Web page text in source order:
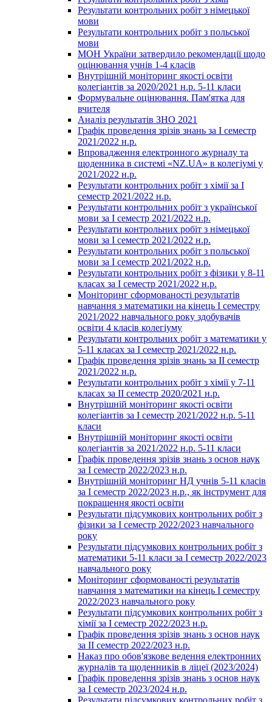
Результати контрольних робіт з німецької
мови
Результати контрольних робіт з польської
мови
МОН України затвердило рекомендації щодо
оцінювання учнів 1-4 класів
Внутрішній моніторинг якості освіти
колегіантів за 2020/2021 н.р. 5-11 класи
Формувальне оцінювання. Пам'ятка для
вчителя
Аналіз результатів ЗНО 2021
Графік проведення зрізів знань за І семестр
2021/2022 н.р.
Впровадження електронного журналу та
щоденника в системі «NZ.UA» в колегіумі у
2021/2022 н.р.
Результати контрольних робіт з хімії за І
семестр 2021/2022 н.р.
Результати контрольних робіт з української
мови за І семестр 2021/2022 н.р.
Результати контрольних робіт з німецької
мови за І семестр 2021/2022 н.р.
Результати контрольних робіт з польської
мови за І семестр 2021/2022 н.р.
Результати контрольних робіт з фізики у 8-11
класах за І семестр 2021/2022 н.р.
Моніторинг сформованості результатів
навчання з математики на кінець І семестру
2021/2022 навчального року здобувачів
освіти 4 класів колегіуму
Результати контрольних робіт з математики у
5-11 класах за І семестр 2021/2022 н.р.
Графік проведення зрізів знань за ІІ семестр
2021/2022 н.р.
Результати контрольних робіт з хімії у 7-11
класах за ІІ семестр 2020/2021 н.р.
Внутрішній моніторинг якості освіти
колегіантів за І семестр 2021/2022 н.р. 5-11
класи
Внутрішній моніторинг якості освіти
колегіантів за 2021/2022 н.р. 5-11 класи
Графік проведення зрізів знань з основ наук
за І семестр 2022/2023 н.р.
Внутрішній моніторинг НД учнів 5-11 класів
за І семестр 2022/2023 н.р., як інструмент для
покращення якості освіти
Результати підсумкових контрольних робіт з
фізики за І семестр 2022/2023 навчального
року
Результати підсумкових контрольних робіт з
математики 5-11 класи за І семестр 2022/2023
навчального року
Моніторинг сформованості результатів
навчання з математики на кінець І семестру
2022/2023 навчального року
Результати підсумкових контрольних робіт з
хімії за І семестр 2022/2023 н.р.
Графік проведення зрізів знань з основ наук
за ІІ семестр 2022/2023 н.р.
Наказ про обов'язкове ведення електронних
журналів та щоденників в ліцеї (2023/2024)
Графік проведення зрізів знань з основ наук
за І семестр 2023/2024 н.р.
Результати підсумкових контрольних робіт з